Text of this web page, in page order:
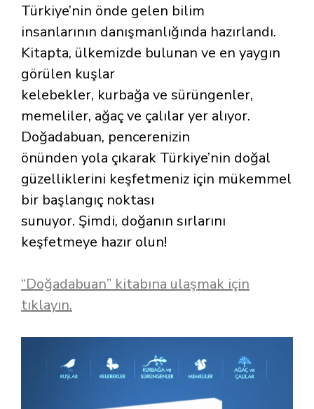
Türkiye’nin önde gelen bilim
insanlarının danışmanlığında hazırlandı.
Kitapta, ülkemizde bulunan ve en yaygın
görülen kuşlar
kelebekler, kurbağa ve sürüngenler,
memeliler, ağaç ve çalılar yer alıyor.
Doğadabuan, pencerenizin
önünden yola çıkarak Türkiye’nin doğal
güzelliklerini keşfetmeniz için mükemmel
bir başlangıç noktası
sunuyor. Şimdi, doğanın sırlarını
keşfetmeye hazır olun!
“Doğadabuan” kitabına ulaşmak için
tıklayın.